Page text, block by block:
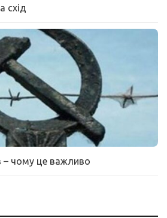
схід
– чому це важливо